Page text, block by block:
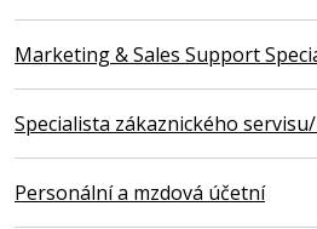
Marketing & Sales Support
Specialista zákaznického
Personální a mzdová účetní